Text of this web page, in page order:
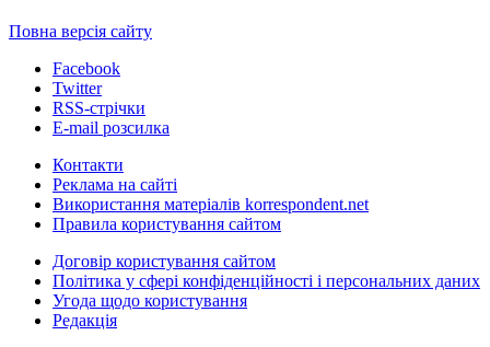
Повна версія сайту
Facebook
Twitter
RSS-стрічки
E-mail розсилка
Контакти
Реклама на сайті
Використання матеріалів korrespondent.net
Правила користування сайтом
Договір користування сайтом
Політика у сфері конфіденційності і персональних даних
Угода щодо користування
Редакція